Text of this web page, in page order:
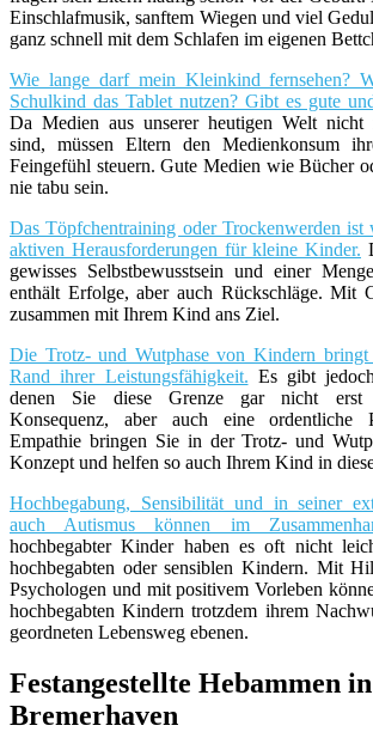
Einschlafmusik, sanftem Wiegen und viel
ganz schnell mit dem Schlafen im eigenen
Wie lange darf mein Kleinkind fernsehen?
Schulkind das Tablet nutzen? Gibt es gute
Da Medien aus unserer heutigen Welt nicht
sind, müssen Eltern den Medienkonsum
Feingefühl steuern. Gute Medien wie Bücher
nie tabu sein.
Das Töpfchentraining oder Trockenwerden ist
aktiven Herausforderungen für kleine Kinder.
gewisses Selbstbewusstsein und einer
enthält Erfolge, aber auch Rückschläge. Mit
zusammen mit Ihrem Kind ans Ziel.
Die Trotz- und Wutphase von Kindern
Rand ihrer Leistungsfähigkeit. Es gibt
denen Sie diese Grenze gar nicht erst
Konsequenz, aber auch eine ordentliche
Empathie bringen Sie in der Trotz- und
Konzept und helfen so auch Ihrem Kind in
Hochbegabung, Sensibilität und in seiner
auch Autismus können im
hochbegabter Kinder haben es oft nicht
hochbegabten oder sensiblen Kindern. Mit
Psychologen und mit positivem Vorleben
hochbegabten Kindern trotzdem ihrem
geordneten Lebensweg ebenen.
Festangestellte Hebammen in
Bremerhaven